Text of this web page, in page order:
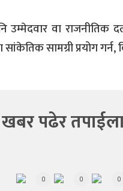
वा राजनीतिक
सामग्री प्रयोग गर्न,
पढेर
0 0 0